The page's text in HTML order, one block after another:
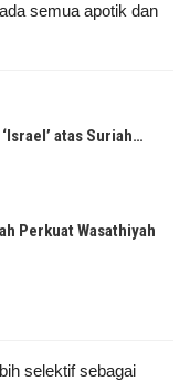
semua apotik dan
atas Suriah…
Perkuat Wasathiyah
selektif sebagai